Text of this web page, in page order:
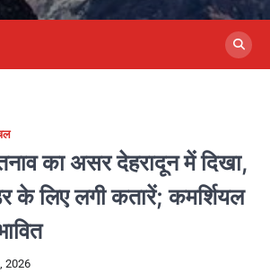
का असर देहरादून में दिखा,
के लिए लगी कतारें; कमर्शियल
2026